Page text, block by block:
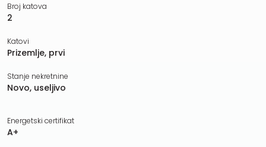
Broj katova
2
Katovi
Prizemlje, prvi
Stanje nekretnine
Novo, useljivo
Energetski certifikat
A+